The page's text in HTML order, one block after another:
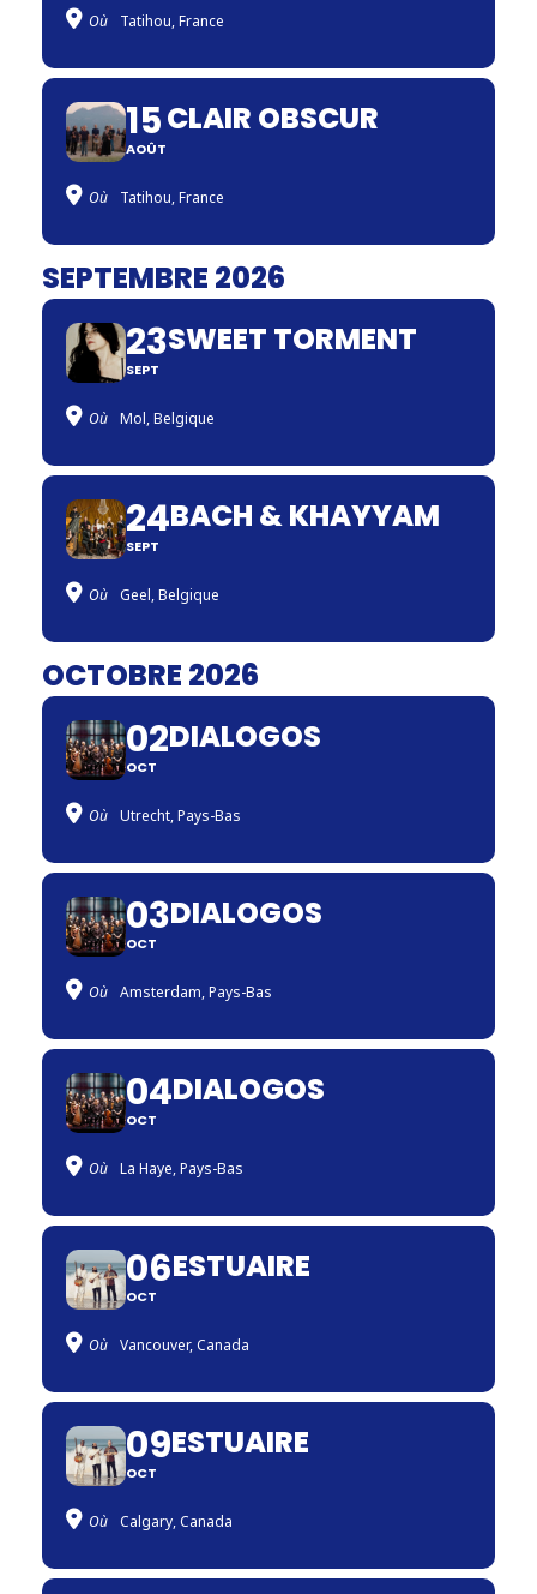
Où Tatihou, France
15
AOÛT
CLAIR OBSCUR
Où Tatihou, France
SEPTEMBRE 2026
23
SEPT
SWEET TORMENT
Où Mol, Belgique
24
SEPT
BACH & KHAYYAM
Où Geel, Belgique
OCTOBRE 2026
02
OCT
DIALOGOS
Où Utrecht, Pays-Bas
03
OCT
DIALOGOS
Où Amsterdam, Pays-Bas
04
OCT
DIALOGOS
Où La Haye, Pays-Bas
06
OCT
ESTUAIRE
Où Vancouver, Canada
09
OCT
ESTUAIRE
Où Calgary, Canada